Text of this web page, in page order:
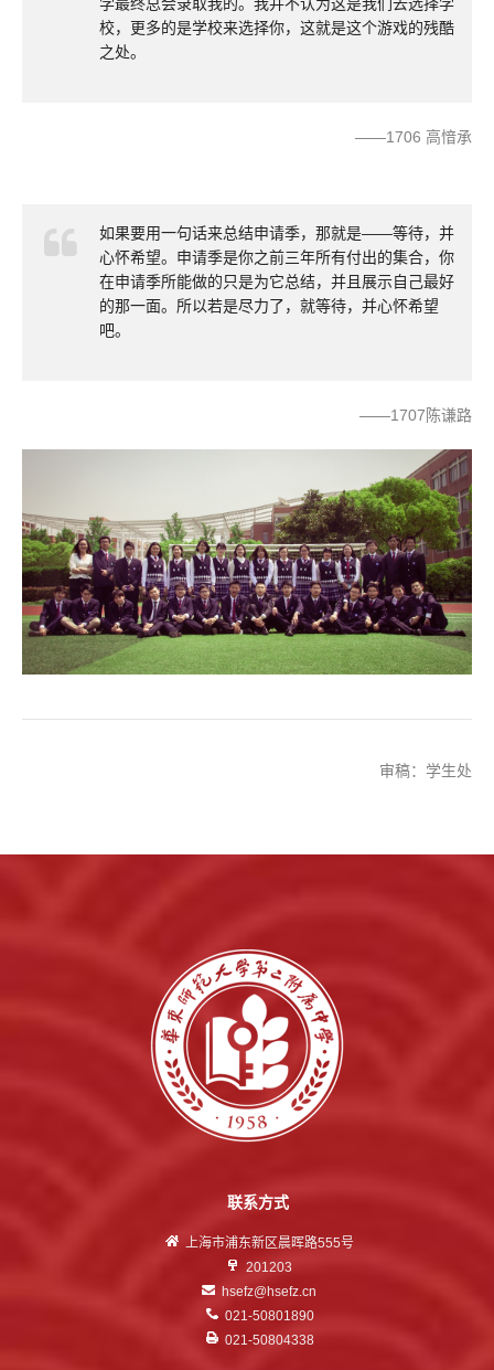
校，更多的是学校来选择你，这就是这个游戏的残酷
之处。
——1706 高愔承
如果要用一句话来总结申请季，那就是——等待，并
心怀希望。申请季是你之前三年所有付出的集合，你
在申请季所能做的只是为它总结，并且展示自己最好
的那一面。所以若是尽力了，就等待，并心怀希望
吧。
——1707陈谦路
审稿：学生处
联系方式
上海市浦东新区晨晖路555号
201203
hsefz@hsefz.cn
021-50801890
021-50804338